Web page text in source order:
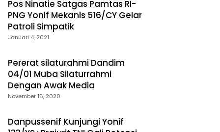
Pos Ninatie Satgas Pamtas RI-
PNG Yonif Mekanis 516/CY Gelar
Patroli Simpatik
Januari 4, 2021
Pererat silaturahmi Dandim
04/01 Muba Silaturrahmi
Dengan Awak Media
November 16, 2020
Danpussenif Kunjungi Yonif